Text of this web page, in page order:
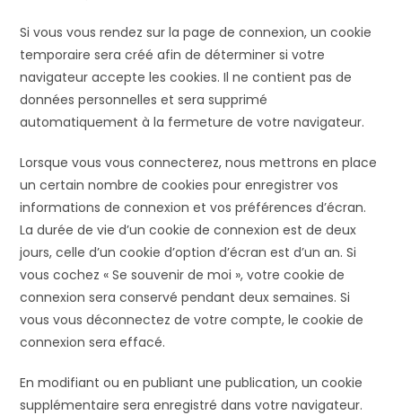
Si vous vous rendez sur la page de connexion, un cookie
temporaire sera créé afin de déterminer si votre
navigateur accepte les cookies. Il ne contient pas de
données personnelles et sera supprimé
automatiquement à la fermeture de votre navigateur.
Lorsque vous vous connecterez, nous mettrons en place
un certain nombre de cookies pour enregistrer vos
informations de connexion et vos préférences d’écran.
La durée de vie d’un cookie de connexion est de deux
jours, celle d’un cookie d’option d’écran est d’un an. Si
vous cochez « Se souvenir de moi », votre cookie de
connexion sera conservé pendant deux semaines. Si
vous vous déconnectez de votre compte, le cookie de
connexion sera effacé.
En modifiant ou en publiant une publication, un cookie
supplémentaire sera enregistré dans votre navigateur.